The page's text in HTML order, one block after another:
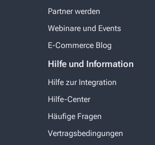
Partner werden
Webinare und Events
E-Commerce Blog
Hilfe und Information
Hilfe zur Integration
Hilfe-Center
Häufige Fragen
Vertragsbedingungen